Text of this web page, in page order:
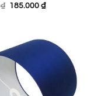
₫ Giá
185.000 ₫Giá